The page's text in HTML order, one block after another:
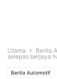
Utama Berita
selepas berjaya
Berita Automotif